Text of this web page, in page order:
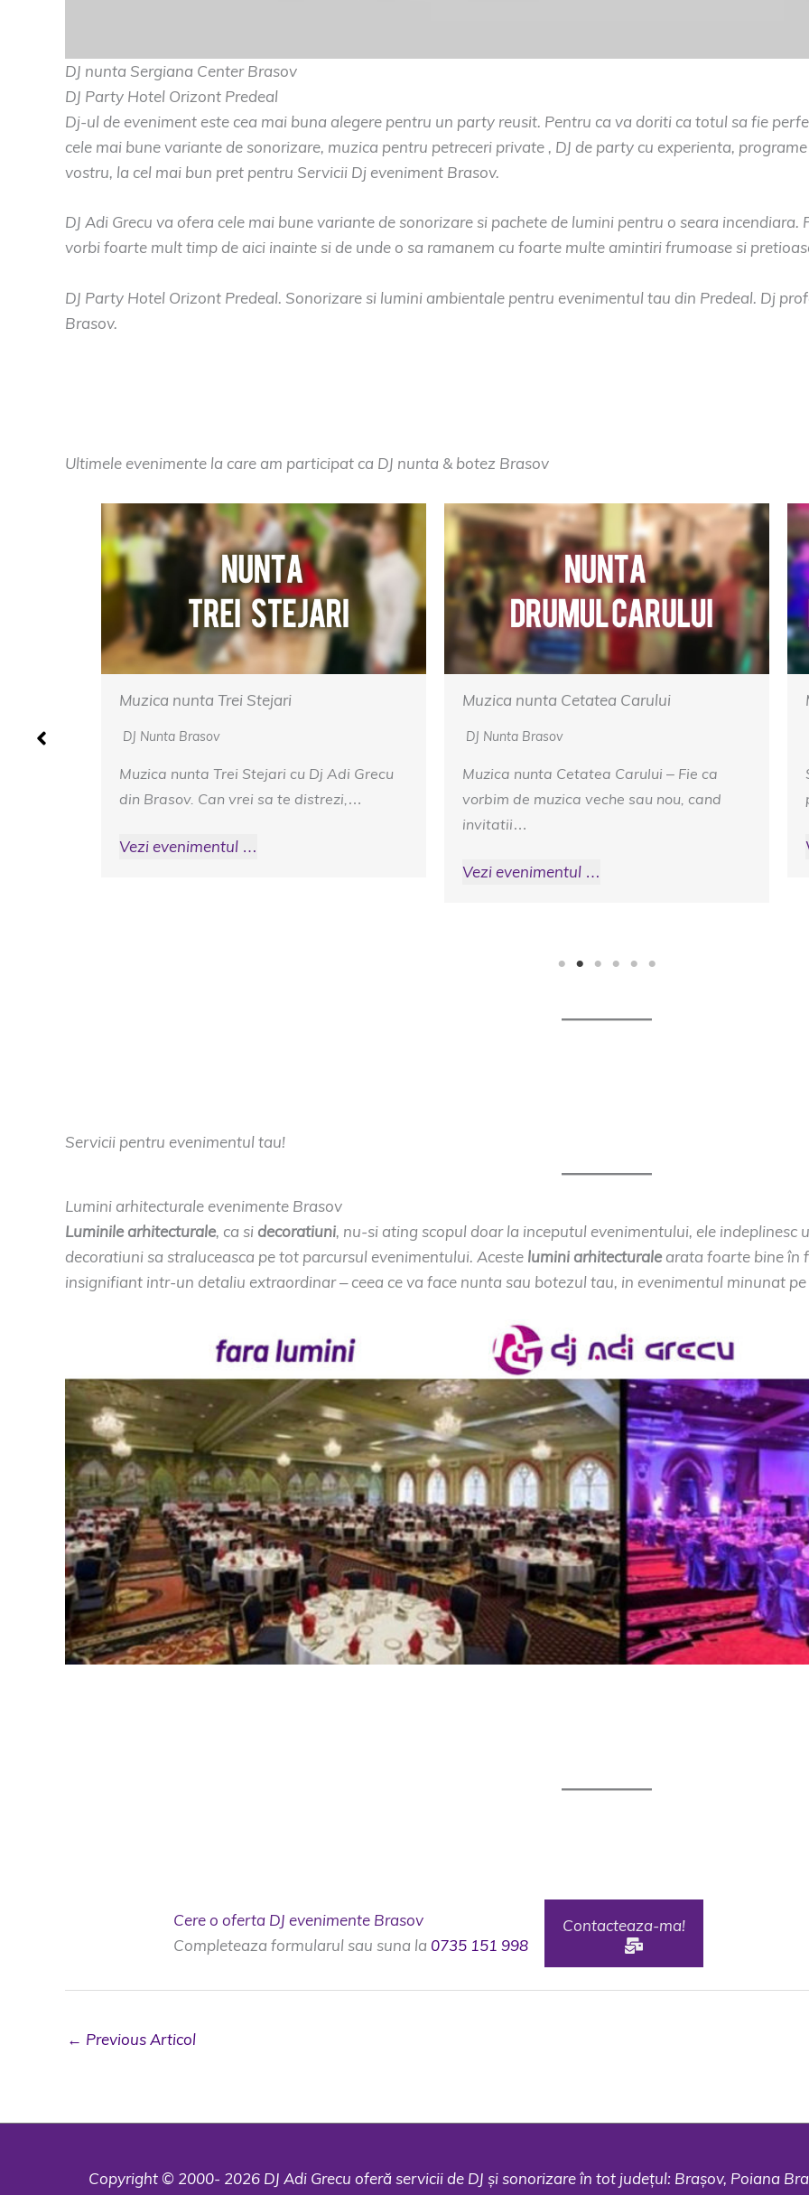
DJ nunta Sergiana Center Brasov
DJ Party Hotel Orizont Predeal
Dj-ul de eveniment este cea mai buna alegere pentru un party reusit. Pentru ca va doriti ca totul sa fie
cele mai bune variante de sonorizare, muzica pentru petreceri private , DJ de party cu experienta,
vostru, la cel mai bun pret pentru Servicii Dj eveniment Brasov.
DJ Adi Grecu va ofera cele mai bune variante de sonorizare si pachete de lumini pentru o seara incendiara.
vorbi foarte mult timp de aici inainte si de unde o sa ramanem cu foarte multe amintiri frumoase si
DJ Party Hotel Orizont Predeal. Sonorizare si lumini ambientale pentru evenimentul tau din Predeal. Dj
Brasov.
Ultimele evenimente la care am participat ca DJ nunta & botez Brasov
Muzica nunta Cetatea Carului
DJ Nunta Brasov
Muzica nunta Cetatea Carului – Fie ca
vorbim de muzica veche sau nou, cand
Muzica Nunta Domeniul Dambul Morii
DJ Nunta Brasov
Slagarele de odinioara vor la o incantare
pentru orice fel de invitati ati avea la…
Servicii pentru evenimentul tau!
Lumini arhitecturale evenimente Brasov
Luminile arhitecturale, ca si decoratiuni, nu-si ating scopul doar la inceputul evenimentului, ele
decoratiuni sa straluceasca pe tot parcursul evenimentului. Aceste lumini arhitecturalearata foarte bine în
insignifiant intr-un detaliu extraordinar – ceea ce va face nunta sau botezul tau, in evenimentul minunat pe
Cere o oferta DJ evenimente Brasov
Completeaza formularul sau suna la 0735 151 998
Contacteaza-ma!
← Previous Articol
Copyright © 2000- 2026 DJ Adi Grecu oferă servicii de DJ și sonorizare în tot județul: Brașov, Poiana